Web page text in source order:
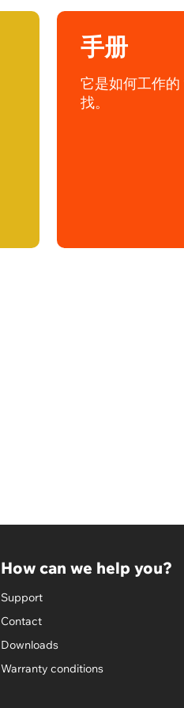
手册
它是如何工作
找。
How can we help you?
Support
Contact
Downloads
Warranty conditions